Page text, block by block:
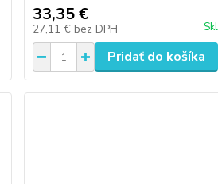
33,35 €
27,11 € bez DPH
Pridať do košíka